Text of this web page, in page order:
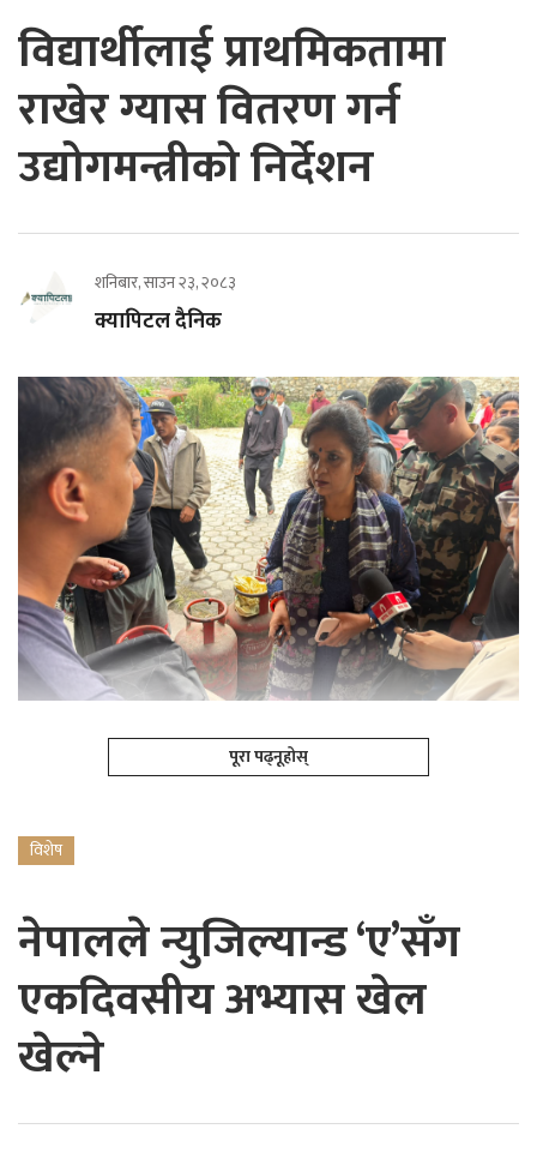
विद्यार्थीलाई प्राथमिकतामा
राखेर ग्यास वितरण गर्न
उद्योगमन्त्रीको निर्देशन
शनिबार, साउन २३, २०८३
क्यापिटल दैनिक
पूरा पढ्नूहोस्
विशेष
नेपालले न्युजिल्यान्ड ‘ए’सँग
एकदिवसीय अभ्यास खेल
खेल्ने